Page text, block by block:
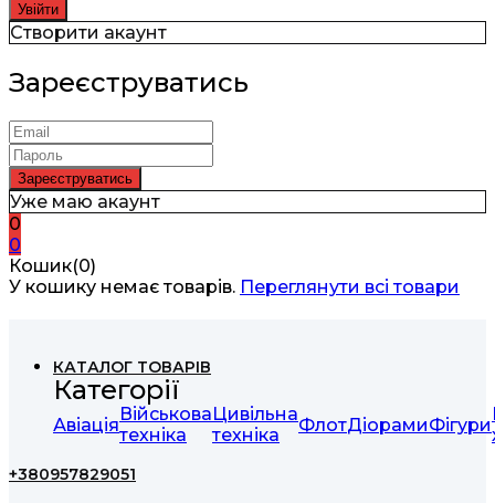
Створити акаунт
Зареєструватись
Уже маю акаунт
0
0
Кошик(0)
У кошику немає товарів. Переглянути всі товари
КАТАЛОГ ТОВАРІВ
Категорії
АвіаціяВійськова
техніка
Цивільна
техніка
ФлотДіорамиФігури
+380957829051